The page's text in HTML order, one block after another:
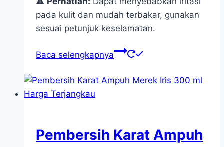
pada kulit dan mudah terbakar, gunakan
sesuai petunjuk keselamatan.
Baca selengkapnya
Pembersih Karat Ampuh